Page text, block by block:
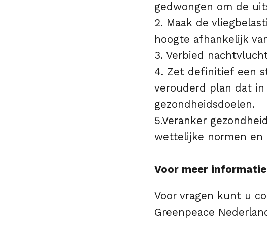
gedwongen om de
2. Maak de
hoogte afhankelijk
3. Verbied
4. Zet definitief een
verouderd plan dat
gezondheidsdoelen.
5.Veranker
wettelijke normen en
Voor meer
Voor vragen kunt u
Greenpeace